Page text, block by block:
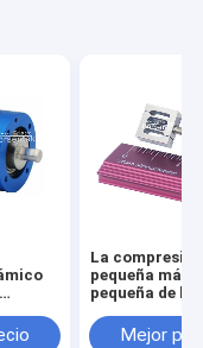
2NM
La
pequeña más
pequeña de la
la fuerza del
Mejor